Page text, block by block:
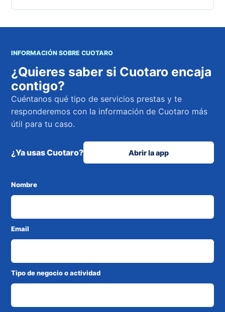
INFORMACIÓN SOBRE CUOTARO
¿Quieres saber si Cuotaro encaja
contigo?
Cuéntanos qué tipo de servicios prestas y te
responderemos con la información de Cuotaro más
útil para tu caso.
¿Ya usas Cuotaro? Abrir la app
Nombre
Email
Tipo de negocio o actividad